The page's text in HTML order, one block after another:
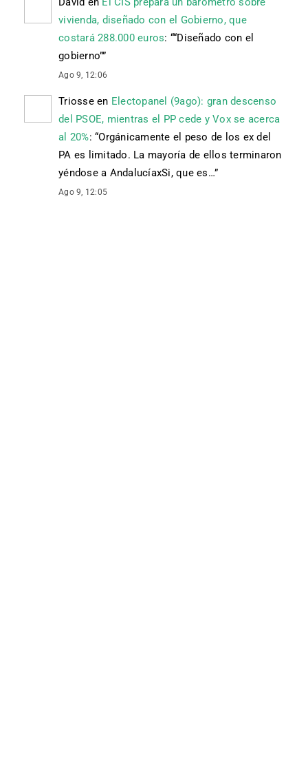
vivienda, diseñado con el Gobierno, que
costará 288.000 euros: ““Diseñado con el
gobierno””
Ago 9, 12:06
Triosseen Electopanel (9ago): gran descenso
del PSOE, mientras el PP cede y Vox se acerca
al 20%: “Orgánicamente el peso de los ex del
PA es limitado. La mayoría de ellos terminaron
yéndose a AndalucíaxSi, que es…”
Ago 9, 12:05